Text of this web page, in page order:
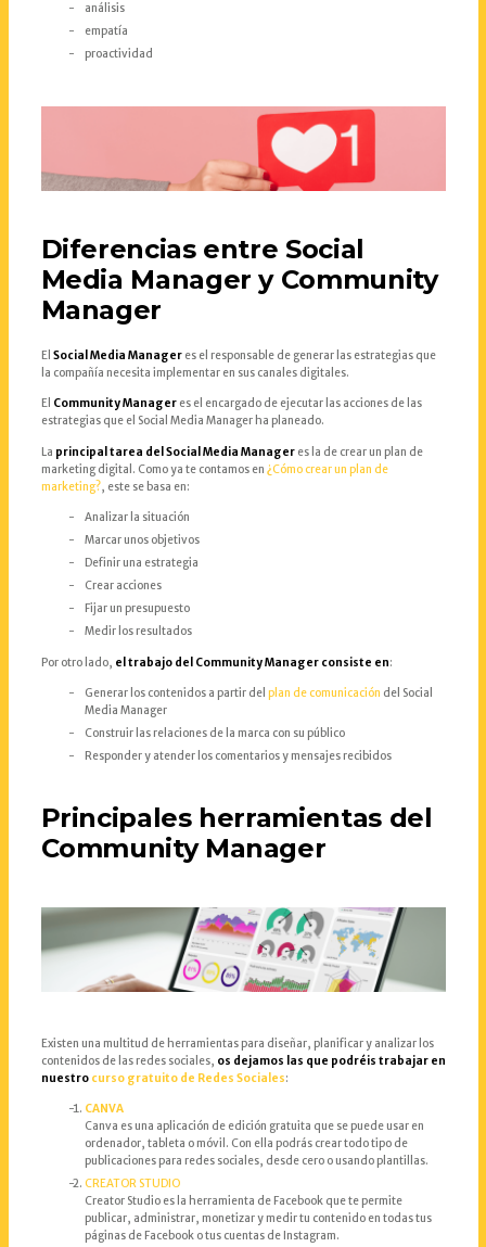
análisis
empatía
proactividad
Diferencias entre Social
Media Manager y Community
Manager
El Social Media Manageres el responsable de generar las estrategias que
la compañía necesita implementar en sus canales digitales.
El Community Manageres el encargado de ejecutar las acciones de las
estrategias que el Social Media Manager ha planeado.
La principal tarea del Social Media Manageres la de crear un plan de
marketing digital. Como ya te contamos en ¿Cómo crear un plan de
marketing?, este se basa en:
Analizar la situación
Marcar unos objetivos
Definir una estrategia
Crear acciones
Fijar un presupuesto
Medir los resultados
Por otro lado, el trabajo del Community Manager consiste en:
Generar los contenidos a partir del plan de comunicación del Social
Media Manager
Construir las relaciones de la marca con su público
Responder y atender los comentarios y mensajes recibidos
Principales herramientas del
Community Manager
Existen una multitud de herramientas para diseñar, planificar y analizar los
contenidos de las redes sociales, os dejamos las que podréis trabajar en
nuestro curso gratuito de Redes Sociales:
CANVA
Canva es una aplicación de edición gratuita que se puede usar en
ordenador, tableta o móvil. Con ella podrás crear todo tipo de
publicaciones para redes sociales, desde cero o usando plantillas.
CREATOR STUDIO
Creator Studio es la herramienta de Facebook que te permite
publicar, administrar, monetizar y medir tu contenido en todas tus
páginas de Facebook o tus cuentas de Instagram.